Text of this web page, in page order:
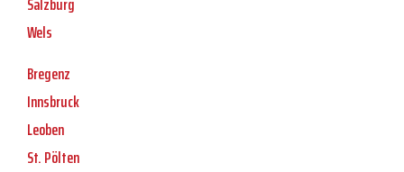
Wels
Bregenz
Innsbruck
Leoben
St. Pölten